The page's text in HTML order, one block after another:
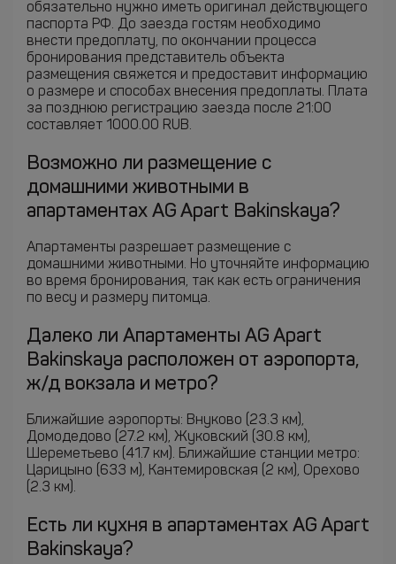
обязательно нужно иметь оригинал действующего
паспорта РФ. До заезда гостям необходимо
внести предоплату, по окончании процесса
бронирования представитель объекта
размещения свяжется и предоставит информацию
о размере и способах внесения предоплаты. Плата
за позднюю регистрацию заезда после 21:00
составляет 1000.00 RUB.
Возможно ли размещение с
домашними животными в
апартаментах AG Apart Bakinskaya?
Апартаменты разрешает размещение с
домашними животными. Но уточняйте информацию
во время бронирования, так как есть ограничения
по весу и размеру питомца.
Далеко ли Апартаменты AG Apart
Bakinskaya расположен от аэропорта,
ж/д вокзала и метро?
Ближайшие аэропорты: Внуково (23.3 км),
Домодедово (27.2 км), Жуковский (30.8 км),
Шереметьево (41.7 км). Ближайшие станции метро:
Царицыно (633 м), Кантемировская (2 км), Орехово
(2.3 км).
Есть ли кухня в апартаментах AG Apart
Bakinskaya?